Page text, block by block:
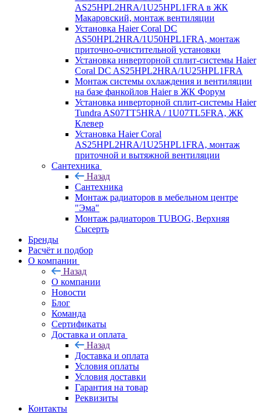
AS25HPL2HRA/1U25HPL1FRA в ЖК
Макаровский, монтаж вентиляции
Установка Haier Coral DC
AS50HPL2HRA/1U50HPL1FRA, монтаж
приточно-очистительной установки
Установка инверторной сплит-системы Haier
Coral DC AS25HPL2HRA/1U25HPL1FRA
Монтаж системы охлаждения и вентиляции
на базе фанкойлов Haier в ЖК Форум
Установка инверторной сплит-системы Haier
Tundra AS07TT5HRA / 1U07TL5FRA, ЖК
Клевер
Установка Haier Coral
AS25HPL2HRA/1U25HPL1FRA, монтаж
приточной и вытяжной вентиляции
Сантехника
Назад
Сантехника
Монтаж радиаторов в мебельном центре
"Эма"
Монтаж радиаторов TUBOG, Верхняя
Сысерть
Бренды
Расчёт и подбор
О компании
Назад
О компании
Новости
Блог
Команда
Сертификаты
Доставка и оплата
Назад
Доставка и оплата
Условия оплаты
Условия доставки
Гарантия на товар
Реквизиты
Контакты